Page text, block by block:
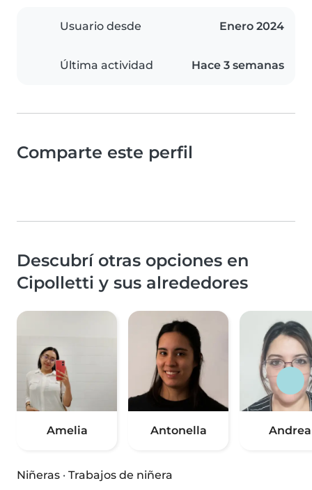
Usuario desde Enero 2024
Última actividad Hace 3 semanas
Comparte este perfil
Descubrí otras opciones en
Cipolletti y sus alrededores
Amelia Antonella Andrea
Niñeras · Trabajos de niñera